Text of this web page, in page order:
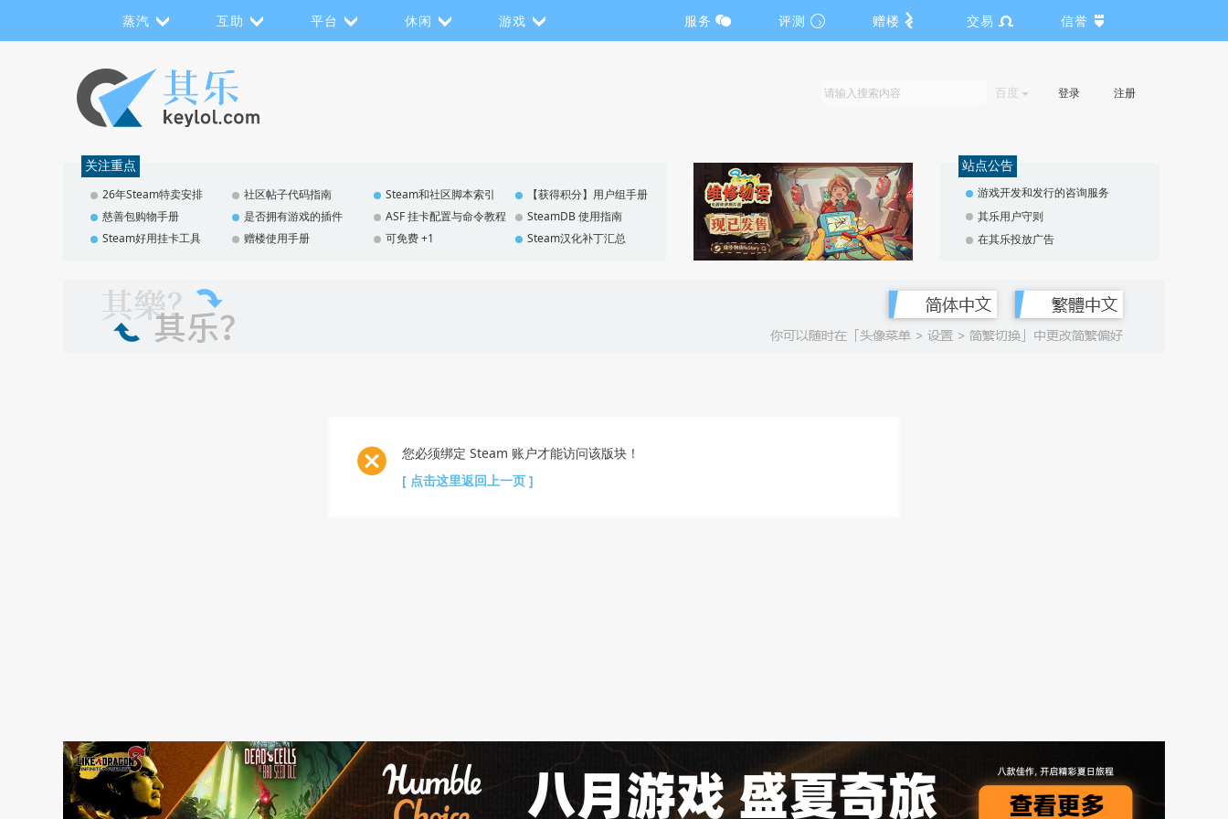
蒸汽 互助 平台 休闲 游戏 服务 评测 赠楼 交易 信誉
百度 登录 注册
关注重点
26年Steam特卖安排 社区帖子代码指南 Steam和社区脚本索引
【获得积分】用户组手册
慈善包购物手册
是否拥有游戏的插件 ASF 挂卡配置与命令教程
SteamDB 使用指南
Steam好用挂卡工具
赠楼使用手册 可免费 +1 Steam汉化补丁汇总
站点公告
游戏开发和发行的咨询服务
其乐用户守则
在其乐投放广告
您必须绑定 Steam 账户才能访问该版块！
[ 点击这里返回上一页 ]